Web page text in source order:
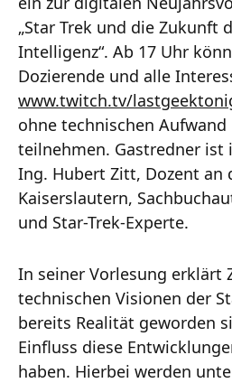
„Star Trek und die Zukunft
Intelligenz“. Ab 17 Uhr
Dozierende und alle
www.twitch.tv/
ohne technischen
teilnehmen. Gastredner ist
Ing. Hubert Zitt, Dozent an
Kaiserslautern,
und Star-Trek-Experte.
In seiner Vorlesung erklärt
technischen Visionen der
bereits Realität geworden
Einfluss diese
haben. Hierbei werden